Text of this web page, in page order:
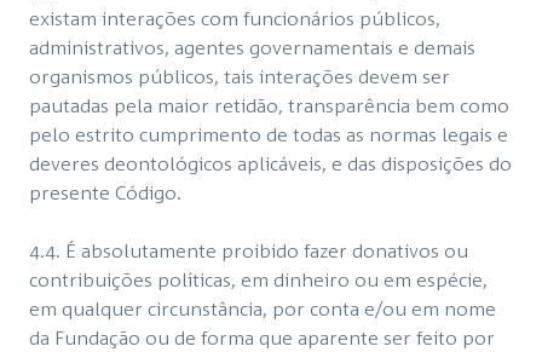
existam interações com funcionários públicos,
administrativos, agentes governamentais e demais
organismos públicos, tais interações devem ser
pautadas pela maior retidão, transparência bem como
pelo estrito cumprimento de todas as normas legais e
deveres deontológicos aplicáveis, e das disposições do
presente Código.
4.4. É absolutamente proibido fazer donativos ou
contribuições políticas, em dinheiro ou em espécie,
em qualquer circunstância, por conta e/ou em nome
da Fundação ou de forma que aparente ser feito por